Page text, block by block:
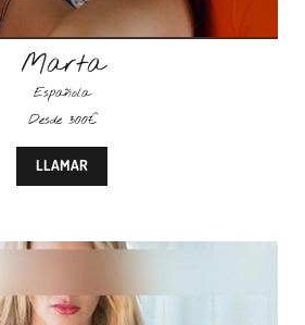
Marta
Española
Desde 300€
LLAMAR